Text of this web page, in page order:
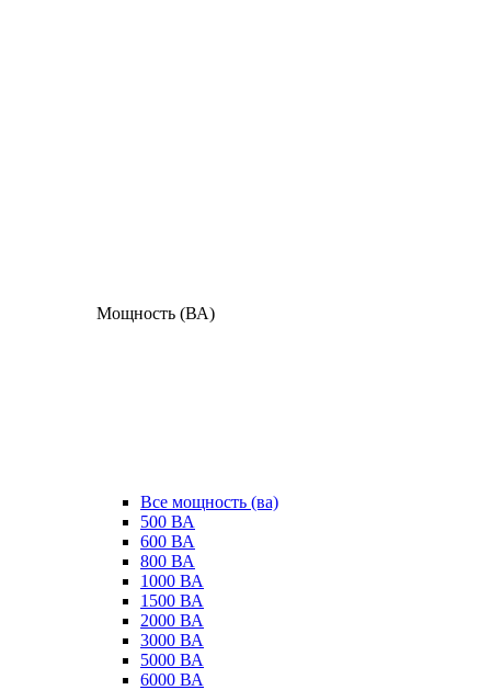
Мощность (ВА)
Все мощность (ва)
500 ВА
600 ВА
800 ВА
1000 ВА
1500 ВА
2000 ВА
3000 ВА
5000 ВА
6000 ВА